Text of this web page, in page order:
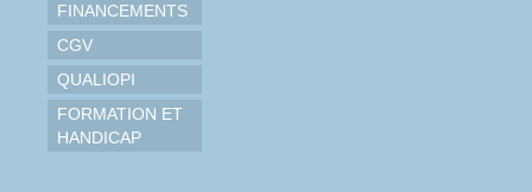
FINANCEMENTS
CGV
QUALIOPI
FORMATION ET
HANDICAP